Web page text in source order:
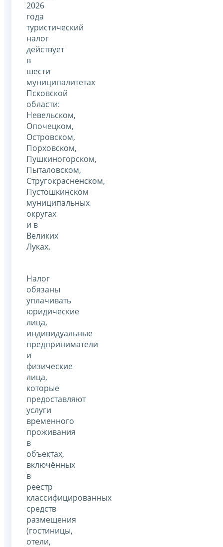
2026
года
туристический
налог
действует
в
шести
муниципалитетах
Псковской
области:
Невельском,
Опочецком,
Островском,
Порховском,
Пушкиногорском,
Пыталовском,
Стругокрасненском,
Пустошкинском
муниципальных
округах
и в
Великих
Луках.
Налог
обязаны
уплачивать
юридические
лица,
индивидуальные
предприниматели
и
физические
лица,
которые
предоставляют
услуги
временного
проживания
в
объектах,
включённых
в
реестр
классифицированных
средств
размещения
(гостиницы,
отели,